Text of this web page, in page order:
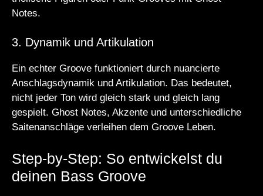
Notes.
3. Dynamik und Artikulation
Ein echter Groove funktioniert durch nuancierte
Anschlagsdynamik und Artikulation. Das bedeutet,
nicht jeder Ton wird gleich stark und gleich lang
gespielt. Ghost Notes, Akzente und unterschiedliche
Saitenanschläge verleihen dem Groove Leben.
Step-by-Step: So entwickelst du
deinen Bass Groove